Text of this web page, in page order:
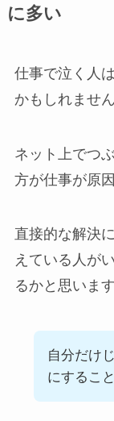
に多い
仕事で泣く人
かもしれませ
ネット上でつ
方が仕事が原
直接的な解決
えている人が
るかと思います
自分だけ
にするこ